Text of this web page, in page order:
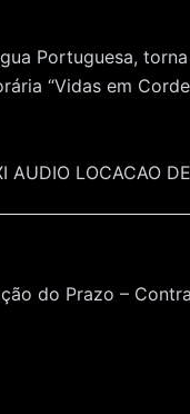
Portuguesa,
“Vidas em
LOCACAO DE